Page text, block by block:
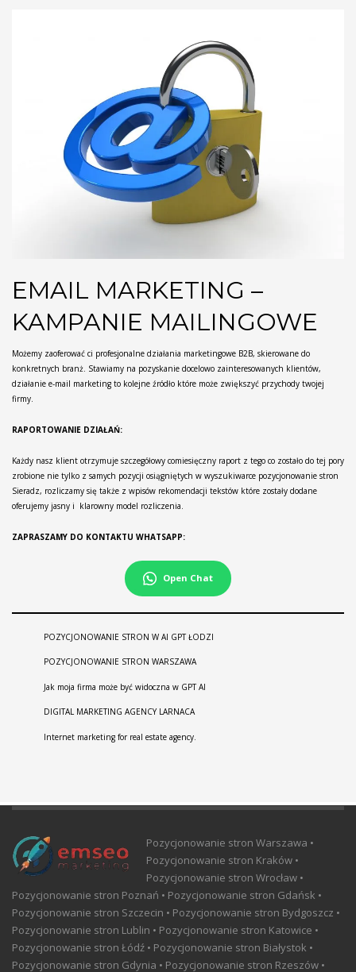
EMAIL MARKETING –
KAMPANIE MAILINGOWE
Możemy zaoferować ci profesjonalne działania marketingowe B2B, skierowane do
konkretnych branż. Stawiamy na pozyskanie docelowo zainteresowanych klientów,
działanie e-mail marketing to kolejne źródło które może zwiększyć przychody twojej
firmy.
RAPORTOWANIE DZIAŁAŃ:
Każdy nasz klient otrzymuje szczegółowy comiesięczny raport z tego co zostało do tej pory
zrobione nie tylko z samych pozycji osiągniętych w wyszukiwarce pozycjonowanie stron
Sieradz, rozliczamy się także z wpisów rekomendacji tekstów które zostały dodane
oferujemy jasny i klarowny model rozliczenia.
ZAPRASZAMY DO KONTAKTU WHATSAPP:
Open Chat
POZYCJONOWANIE STRON W AI GPT ŁODZI
POZYCJONOWANIE STRON WARSZAWA
Jak moja firma może być widoczna w GPT AI
DIGITAL MARKETING AGENCY LARNACA
Internet marketing for real estate agency.
Pozycjonowanie stron Warszawa •
Pozycjonowanie stron Kraków •
Pozycjonowanie stron Wrocław •
Pozycjonowanie stron Poznań • Pozycjonowanie stron Gdańsk •
Pozycjonowanie stron Szczecin • Pozycjonowanie stron Bydgoszcz •
Pozycjonowanie stron Lublin • Pozycjonowanie stron Katowice •
Pozycjonowanie stron Łódź • Pozycjonowanie stron Białystok •
Pozycjonowanie stron Gdynia • Pozycjonowanie stron Rzeszów •